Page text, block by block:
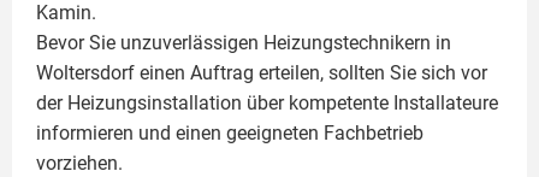
Kamin.
Bevor Sie unzuverlässigen Heizungstechnikern in
Woltersdorf einen Auftrag erteilen, sollten Sie sich vor
der Heizungsinstallation über kompetente Installateure
informieren und einen geeigneten Fachbetrieb
vorziehen.